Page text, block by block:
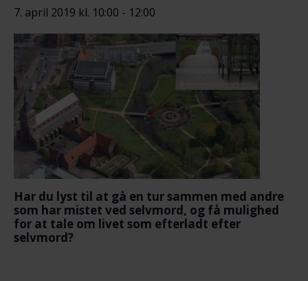
7. april 2019 kl. 10:00 - 12:00
Har du lyst til at gå en tur sammen med andre
som har mistet ved selvmord, og få mulighed
for at tale om livet som efterladt efter
selvmord?